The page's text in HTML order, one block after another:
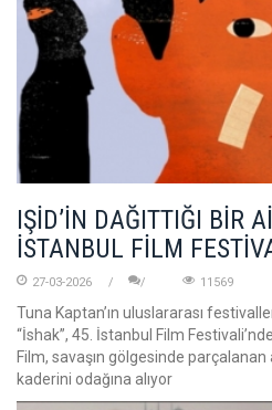
IŞİD’İN DAĞITTIĞI BİR
İSTANBUL FİLM
27-03-2026 11569
Tuna Kaptan’ın uluslararası
“İshak”, 45. İstanbul Film
Film, savaşın gölgesinde parçalanan
kaderini odağına alıyor